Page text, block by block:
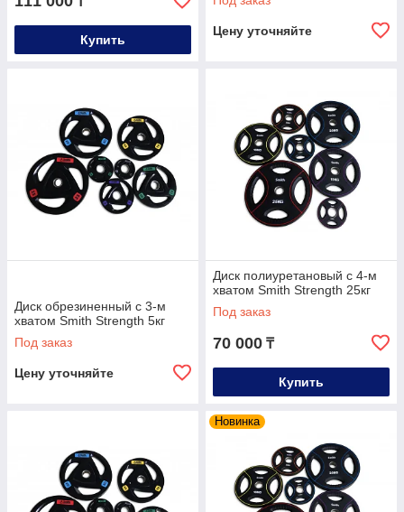
Купить
Цену уточняйте
Диск обрезиненный c 3-м
хватом Smith Strength 5кг
Под заказ
Цену уточняйте
Диск полиуретановый c 4-м
хватом Smith Strength 25кг
Под заказ
70 000 ₸
Купить
Новинка